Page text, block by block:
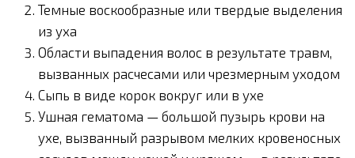
Темные воскообразные или твердые выделения
из уха
Области выпадения волос в результате травм,
вызванных расчесами или чрезмерным уходом
Сыпь в виде корок вокруг или в ухе
Ушная гематома — большой пузырь крови на
ухе, вызванный разрывом мелких кровеносных